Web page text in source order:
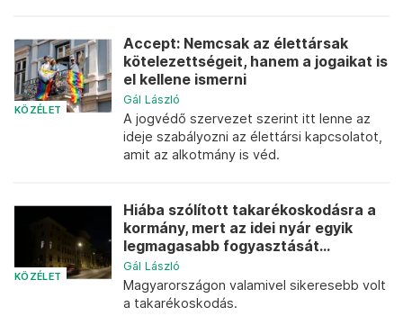
KÖZÉLET
Accept: Nemcsak az élettársak
kötelezettségeit, hanem a jogaikat is
el kellene ismerni
Gál László
A jogvédő szervezet szerint itt lenne az
ideje szabályozni az élettársi kapcsolatot,
amit az alkotmány is véd.
KÖZÉLET
Hiába szólított takarékoskodásra a
kormány, mert az idei nyár egyik
legmagasabb fogyasztását...
Gál László
Magyarországon valamivel sikeresebb volt
a takarékoskodás.